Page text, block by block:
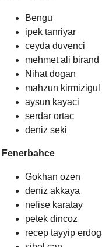
Bengu
ipek tanriyar
ceyda duvenci
mehmet ali birand
Nihat dogan
mahzun kirmizigul
aysun kayaci
serdar ortac
deniz seki
Fenerbahce
Gokhan ozen
deniz akkaya
nefise karatay
petek dincoz
recep tayyip